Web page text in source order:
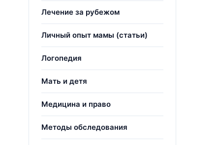
Лечение за рубежом
Личный опыт мамы (статьи)
Логопедия
Мать и детя
Медицина и право
Методы обследования